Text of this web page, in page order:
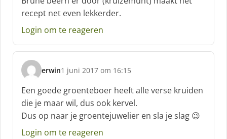
h
r
e
f
recept net even lekkerder.
Login om te reageren
erwin
s
c
h
r
e
e
1 juni 2017 om 16:15
Een goede groenteboer heeft alle verse kruiden
die je maar wil, dus ook kervel.
Dus op naar je groentejuwelier en sla je slag 😉
Login om te reageren